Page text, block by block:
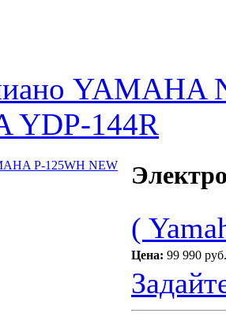
YAMAHA
YDP-144R
(
Цена: 99 990 руб.